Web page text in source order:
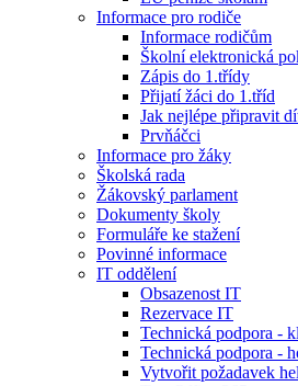
Informace pro rodiče
Informace rodičům
Školní elektronická
Zápis do 1.třídy
Přijatí žáci do 1.tříd
Jak nejlépe připravit
Prvňáčci
Informace pro žáky
Školská rada
Žákovský parlament
Dokumenty školy
Formuláře ke stažení
Povinné informace
IT oddělení
Obsazenost IT
Rezervace IT
Technická podpora -
Technická podpora -
Vytvořit požadavek